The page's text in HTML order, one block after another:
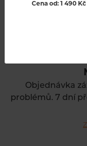
Cena od: 1 490 Kč
Objednávka
problémů. 7 dní